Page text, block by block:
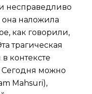
несправедливо
наложила
как говорили,
трагическая
контексте
Сегодня можно
Mahsuri),